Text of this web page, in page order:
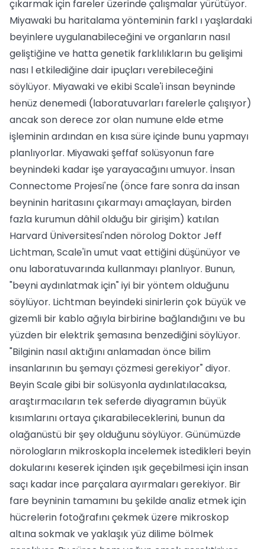
çıkarmak için fareler üzerinde çalışmalar yürütüyor.
Miyawaki bu haritalama yönteminin farkl ı yaşlardaki
beyinlere uygulanabileceğini ve organların nasıl
geliştiğine ve hatta genetik farklılıkların bu gelişimi
nası l etkilediğine dair ipuçları verebileceğini
söylüyor. Miyawaki ve ekibi Scale'i insan beyninde
henüz denemedi (laboratuvarları farelerle çalışıyor)
ancak son derece zor olan numune elde etme
işleminin ardından en kısa süre içinde bunu yapmayı
planlıyorlar. Miyawaki şeffaf solüsyonun fare
beynindeki kadar işe yarayacağını umuyor. İnsan
Connectome Projesi'ne (önce fare sonra da insan
beyninin haritasını çıkarmayı amaçlayan, birden
fazla kurumun dâhil olduğu bir girişim) katılan
Harvard Üniversitesi'nden nörolog Doktor Jeff
Lichtman, Scale'in umut vaat ettiğini düşünüyor ve
onu laboratuvarında kullanmayı planlıyor. Bunun,
"beyni aydınlatmak için" iyi bir yöntem olduğunu
söylüyor. Lichtman beyindeki sinirlerin çok büyük ve
gizemli bir kablo ağıyla birbirine bağlandığını ve bu
yüzden bir elektrik şemasına benzediğini söylüyor.
"Bilginin nasıl aktığını anlamadan önce bilim
insanlarının bu şemayı çözmesi gerekiyor" diyor.
Beyin Scale gibi bir solüsyonla aydınlatılacaksa,
araştırmacıların tek seferde diyagramın büyük
kısımlarını ortaya çıkarabileceklerini, bunun da
olağanüstü bir şey olduğunu söylüyor. Günümüzde
nörologların mikroskopla incelemek istedikleri beyin
dokularını keserek içinden ışık geçebilmesi için insan
saçı kadar ince parçalara ayırmaları gerekiyor. Bir
fare beyninin tamamını bu şekilde analiz etmek için
hücrelerin fotoğrafını çekmek üzere mikroskop
altına sokmak ve yaklaşık yüz dilime bölmek